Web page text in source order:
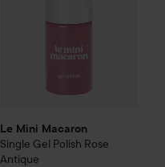
Le Mini Macaron
Single Gel Polish Rose
Antique